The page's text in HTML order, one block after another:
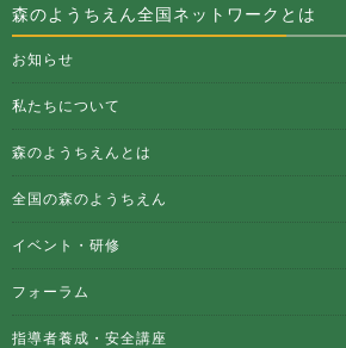
森のようちえん全国ネットワークとは
お知らせ
私たちについて
森のようちえんとは
全国の森のようちえん
イベント・研修
フォーラム
指導者養成・安全講座